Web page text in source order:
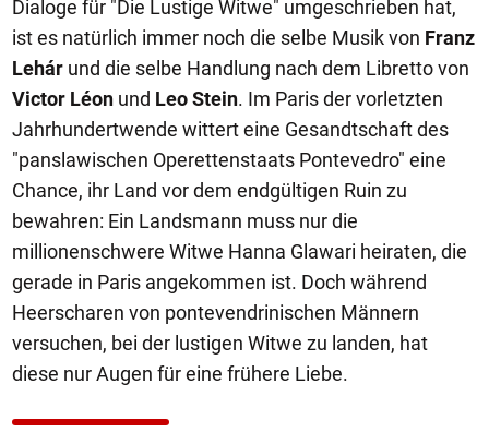
Dialoge für "Die Lustige Witwe" umgeschrieben hat,
ist es natürlich immer noch die selbe Musik von Franz
Lehár und die selbe Handlung nach dem Libretto von
Victor Léon und Leo Stein. Im Paris der vorletzten
Jahrhundertwende wittert eine Gesandtschaft des
"panslawischen Operettenstaats Pontevedro" eine
Chance, ihr Land vor dem endgültigen Ruin zu
bewahren: Ein Landsmann muss nur die
millionenschwere Witwe Hanna Glawari heiraten, die
gerade in Paris angekommen ist. Doch während
Heerscharen von pontevendrinischen Männern
versuchen, bei der lustigen Witwe zu landen, hat
diese nur Augen für eine frühere Liebe.